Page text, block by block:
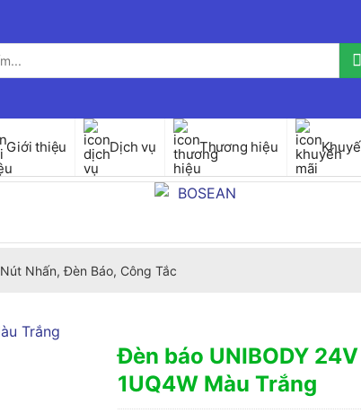
Giới thiệu Dịch vụ Thương hiệu
Nút Nhấn, Đèn Báo, Công Tắc
Đèn báo UNIBODY
1UQ4W Màu Trắng